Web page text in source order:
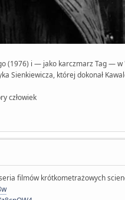
(1976) i — jako karczmarz Tag — w
Sienkiewicza, której dokonał
człowiek
filmów krótkometrażowych